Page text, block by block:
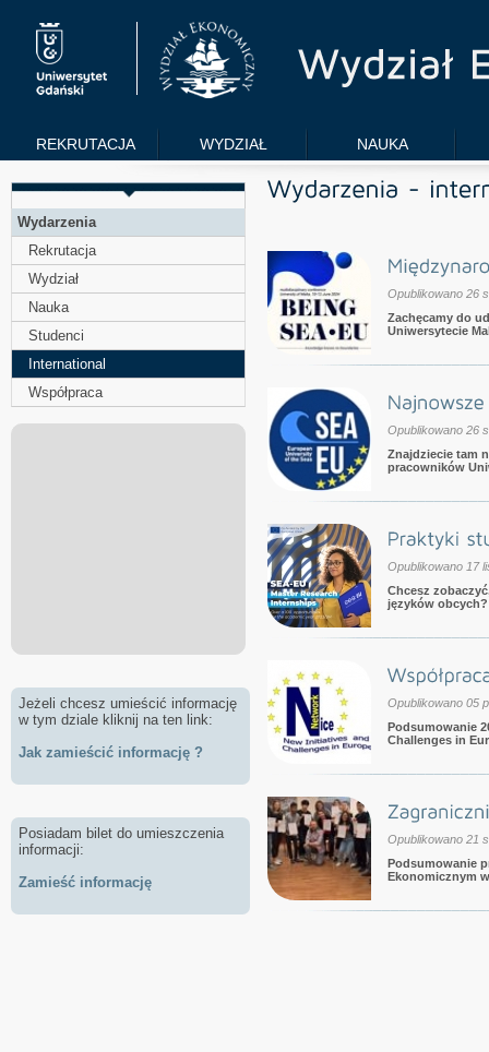
REKRUTACJA WYDZIAŁ NAUKA
Wydarzenia
Rekrutacja
Wydział
Nauka
Studenci
International
Współpraca
Jeżeli chcesz umieścić informację
w tym dziale kliknij na ten link:
Jak zamieścić informację ?
Posiadam bilet do umieszczenia
informacji:
Zamieść informację
Opublikowano 26
Zachęcamy do
Uniwersytecie
Opublikowano 26
Znajdziecie tam
pracowników
Opublikowano 17
Chcesz
języków obcych?
Opublikowano 05
Podsumowanie
Challenges in
Opublikowano 21
Podsumowanie
Ekonomicznym